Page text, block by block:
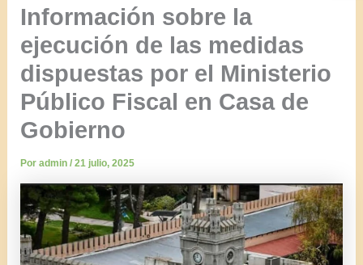
Información sobre la
ejecución de las medidas
dispuestas por el Ministerio
Público Fiscal en Casa de
Gobierno
Por admin / 21 julio, 2025